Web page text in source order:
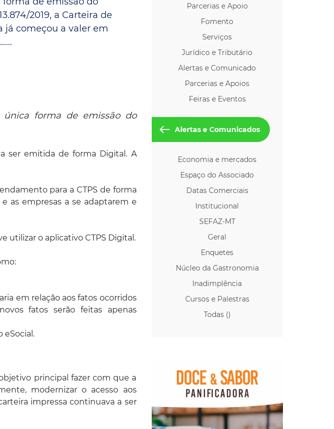
2019, a Carteira de
já começou a valer em
forma de emissão do
a ser emitida de forma Digital. A
para a CTPS de forma
as empresas a se adaptarem e
utilizar o aplicativo CTPS Digital.
em relação aos fatos ocorridos
fatos serão feitas apenas
eSocial.
principal fazer com que a
modernizar o acesso aos
impressa continuava a ser
Parcerias e Apoio
Fomento
Serviços
Jurídico e Tributário
Alertas e Comunicado
Parcerias e Apoios
Feiras e Eventos
Alertas e Comunicados
Economia e mercados
Espaço do Associado
Datas Comerciais
Institucional
SEFAZ-MT
Geral
Enquetes
Núcleo da Gastronomia
Inadimplência
Cursos e Palestras
Todas ()